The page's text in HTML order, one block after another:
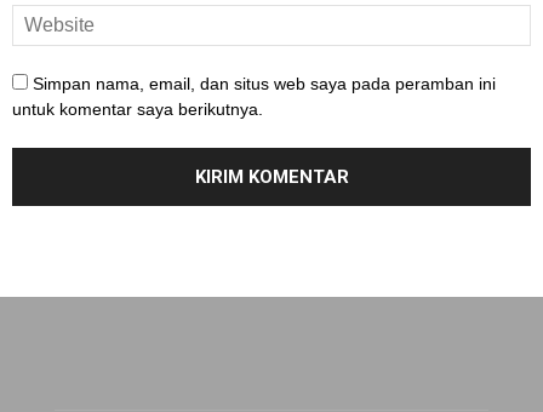
Simpan nama, email, dan situs web saya pada peramban ini
untuk komentar saya berikutnya.